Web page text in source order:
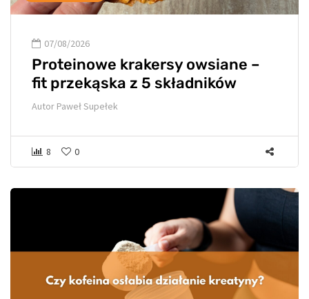
07/08/2026
Proteinowe krakersy owsiane –
fit przekąska z 5 składników
Autor Paweł Supełek
8 0